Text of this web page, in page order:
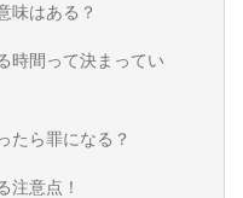
味はある？
時間って決まってい
たら罪になる？
注意点！